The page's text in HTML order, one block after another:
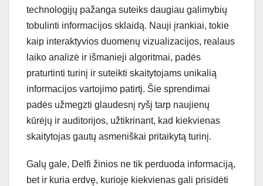
technologijų pažanga suteiks daugiau galimybių
tobulinti informacijos sklaidą. Nauji įrankiai, tokie
kaip interaktyvios duomenų vizualizacijos, realaus
laiko analizė ir išmanieji algoritmai, padės
praturtinti turinį ir suteikti skaitytojams unikalią
informacijos vartojimo patirtį. Šie sprendimai
padės užmegzti glaudesnį ryšį tarp naujienų
kūrėjų ir auditorijos, užtikrinant, kad kiekvienas
skaitytojas gautų asmeniškai pritaikytą turinį.
Galų gale, Delfi žinios ne tik perduoda informaciją,
bet ir kuria erdvę, kurioje kiekvienas gali prisidėti